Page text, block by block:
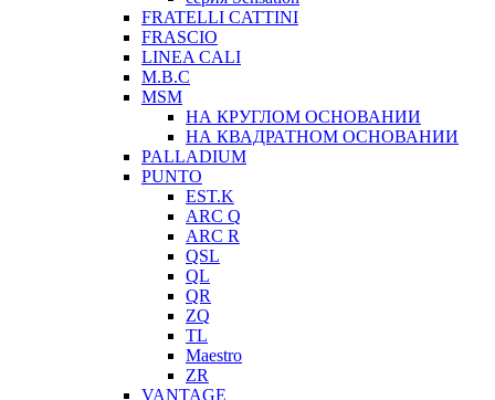
FRATELLI CATTINI
FRASCIO
LINEA CALI
M.B.C
MSM
НА КРУГЛОМ ОСНОВАНИИ
НА КВАДРАТНОМ ОСНОВАНИИ
PALLADIUM
PUNTO
EST.K
ARC Q
ARC R
QSL
QL
QR
ZQ
TL
Maestro
ZR
VANTAGE